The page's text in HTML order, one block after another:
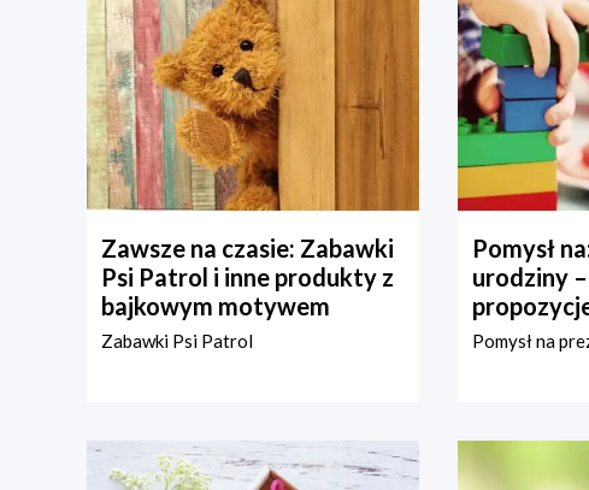
Zawsze na czasie: Zabawki
Psi Patrol i inne produkty z
bajkowym motywem
Zabawki Psi Patrol
Pomysł
urodziny
Pomysł na